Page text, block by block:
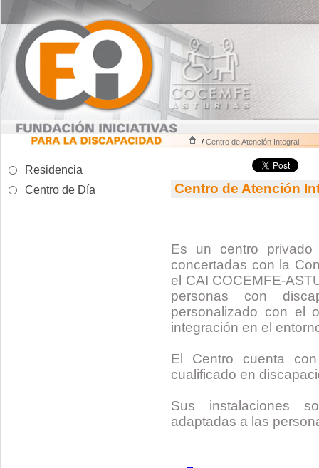
/ Centro de Atención Integral
Residencia
Centro de Día
Centro de Atención
Es un centro
concertadas con la
el CAI COCEMFE-
personas con
personalizado con el
integración en el
El Centro cuenta
cualificado en
Sus instalaciones
adaptadas a las